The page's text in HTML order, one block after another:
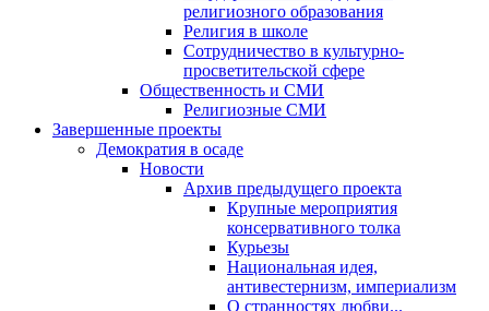
религиозного образования
Религия в школе
Сотрудничество в культурно-
просветительской сфере
Общественность и СМИ
Религиозные СМИ
Завершенные проекты
Демократия в осаде
Новости
Архив предыдущего проекта
Крупные мероприятия
консервативного толка
Курьезы
Национальная идея,
антивестернизм, империализм
О странностях любви...